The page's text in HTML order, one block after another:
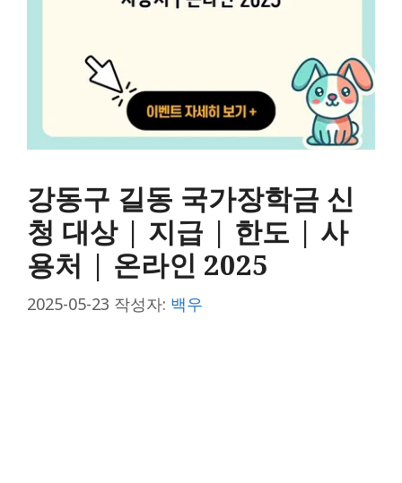
강동구 길동 국가장학금 신
청 대상 | 지급 | 한도 | 사
용처 | 온라인 2025
2025-05-23 작성자: 백우